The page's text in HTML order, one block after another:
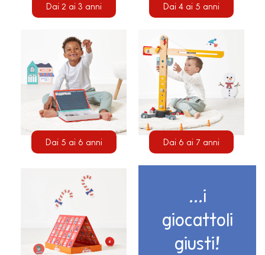
Dai 2 ai 3 anni Dai 4 ai 5 anni
Dai 5 ai 6 anni Dai 6 ai 7 anni
...i
giocattoli
giusti!